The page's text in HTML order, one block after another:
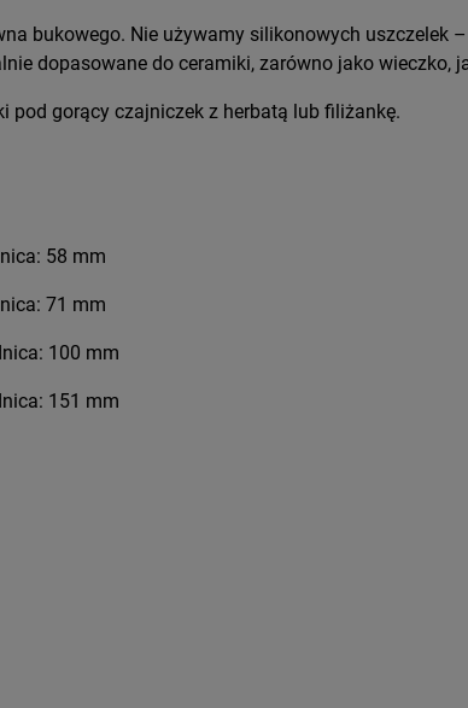
bukowego. Nie używamy silikonowych uszczelek
dopasowane do ceramiki, zarówno jako wieczko,
pod gorący czajniczek z herbatą lub filiżankę.
58 mm
71 mm
100 mm
151 mm